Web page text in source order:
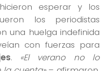
esperar y los
los periodistas
una huelga indefinida
con fuerzas para
. «El verano no lo